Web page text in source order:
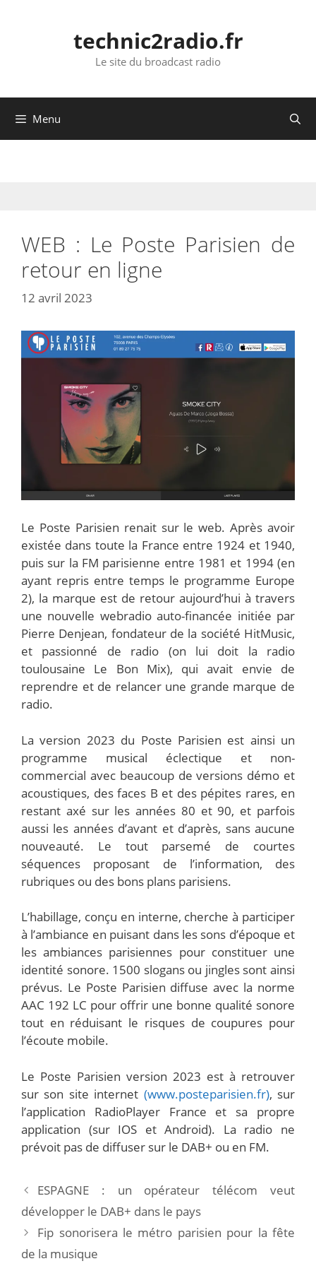
technic2radio.fr
Le site du broadcast radio
Menu
WEB : Le Poste Parisien de
retour en ligne
12 avril 2023
Le Poste Parisien renait sur le web. Après avoir
existée dans toute la France entre 1924 et 1940,
puis sur la FM parisienne entre 1981 et 1994 (en
ayant repris entre temps le programme Europe
2), la marque est de retour aujourd’hui à travers
une nouvelle webradio auto-financée initiée par
Pierre Denjean, fondateur de la société HitMusic,
et passionné de radio (on lui doit la radio
toulousaine Le Bon Mix), qui avait envie de
reprendre et de relancer une grande marque de
radio.
La version 2023 du Poste Parisien est ainsi un
programme musical éclectique et non-
commercial avec beaucoup de versions démo et
acoustiques, des faces B et des pépites rares, en
restant axé sur les années 80 et 90, et parfois
aussi les années d’avant et d’après, sans aucune
nouveauté. Le tout parsemé de courtes
séquences proposant de l’information, des
rubriques ou des bons plans parisiens.
L’habillage, conçu en interne, cherche à participer
à l’ambiance en puisant dans les sons d’époque et
les ambiances parisiennes pour constituer une
identité sonore. 1500 slogans ou jingles sont ainsi
prévus. Le Poste Parisien diffuse avec la norme
AAC 192 LC pour offrir une bonne qualité sonore
tout en réduisant le risques de coupures pour
l’écoute mobile.
Le Poste Parisien version 2023 est à retrouver
sur son site internet (www.posteparisien.fr), sur
l’application RadioPlayer France et sa propre
application (sur IOS et Android). La radio ne
prévoit pas de diffuser sur le DAB+ ou en FM.
ESPAGNE : un opérateur télécom veut
développer le DAB+ dans le pays
Fip sonorisera le métro parisien pour la fête
de la musique